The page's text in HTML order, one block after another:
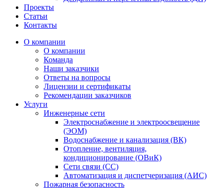
Проекты
Статьи
Контакты
О компании
О компании
Команда
Наши заказчики
Ответы на вопросы
Лицензии и сертификаты
Рекомендации заказчиков
Услуги
Инженерные сети
Электроснабжение и электроосвещение
(ЭОМ)
Водоснабжение и канализация (ВК)
Отопление, вентиляция,
кондиционирование (ОВиК)
Сети связи (СС)
Автоматизация и диспетчеризация (АИС)
Пожарная безопасность